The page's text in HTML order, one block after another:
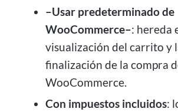
–Usar predeterminado de
WooCommerce–: hereda
visualización del carrito y
finalización de la compra
WooCommerce.
Con impuestos incluidos: